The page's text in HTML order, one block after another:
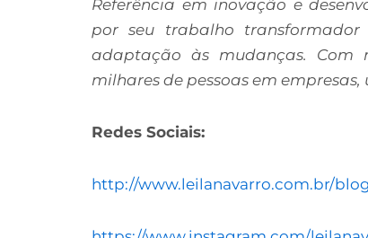
Referência em inovação e
por seu trabalho
adaptação às mudanças.
milhares de pessoas em
Redes Sociais:
http://www.leilanavarro.com.br/